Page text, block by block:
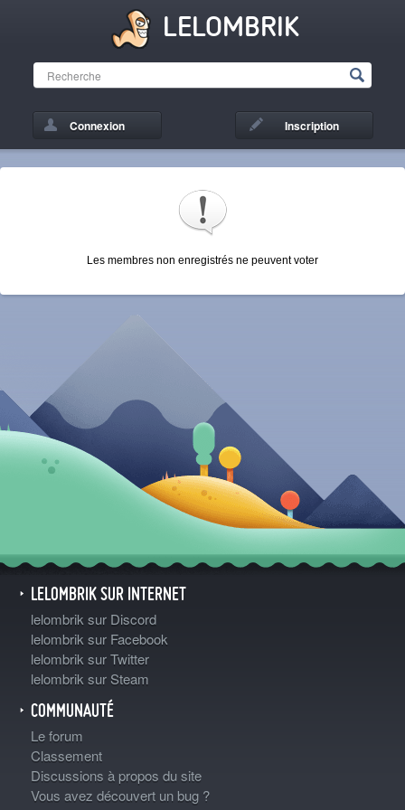
LELOMBRIK
Connexion Inscription
Les membres non enregistrés ne peuvent voter
LELOMBRIK SUR INTERNET
lelombrik sur Discord
lelombrik sur Facebook
lelombrik sur Twitter
lelombrik sur Steam
COMMUNAUTÉ
Le forum
Classement
Discussions à propos du site
Vous avez découvert un bug ?